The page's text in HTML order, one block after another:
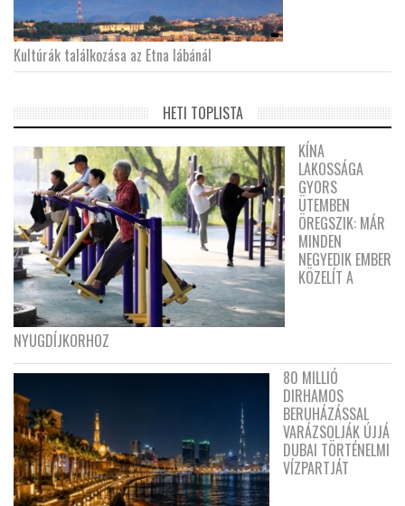
Kultúrák találkozása az Etna lábánál
HETI TOPLISTA
KÍNA
LAKOSSÁGA
GYORS
ÜTEMBEN
ÖREGSZIK: MÁR
MINDEN
NEGYEDIK EMBER
KÖZELÍT A
NYUGDÍJKORHOZ
80 MILLIÓ
DIRHAMOS
BERUHÁZÁSSAL
VARÁZSOLJÁK ÚJJÁ
DUBAI TÖRTÉNELMI
VÍZPARTJÁT